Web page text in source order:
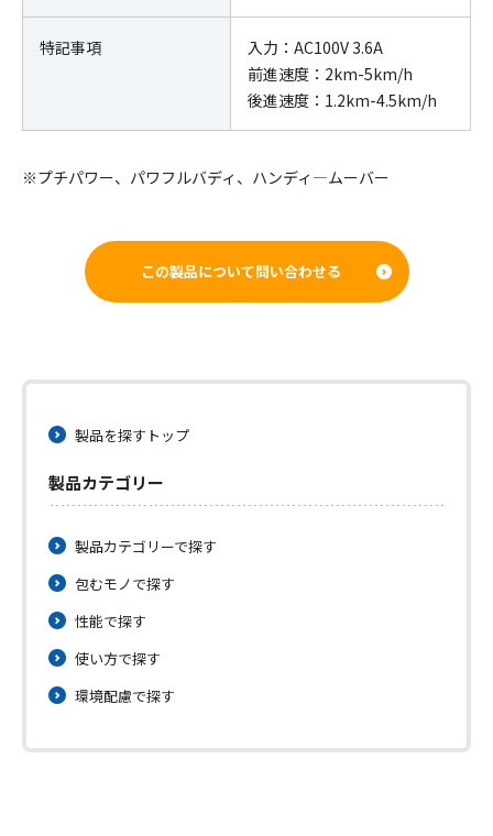
特記事項
入力：AC100V 3.6A
前進速度：2km-5km/h
後進速度：1.2km-4.5km/h
※プチパワー、パワフルバディ、ハンディ―ムーバー
この製品について問い合わせる
製品を探すトップ
製品カテゴリー
製品カテゴリーで探す
包むモノで探す
性能で探す
使い方で探す
環境配慮で探す